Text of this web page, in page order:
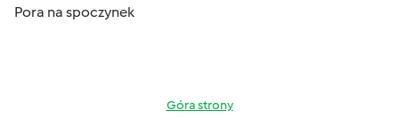
Pora na spoczynek
Góra strony